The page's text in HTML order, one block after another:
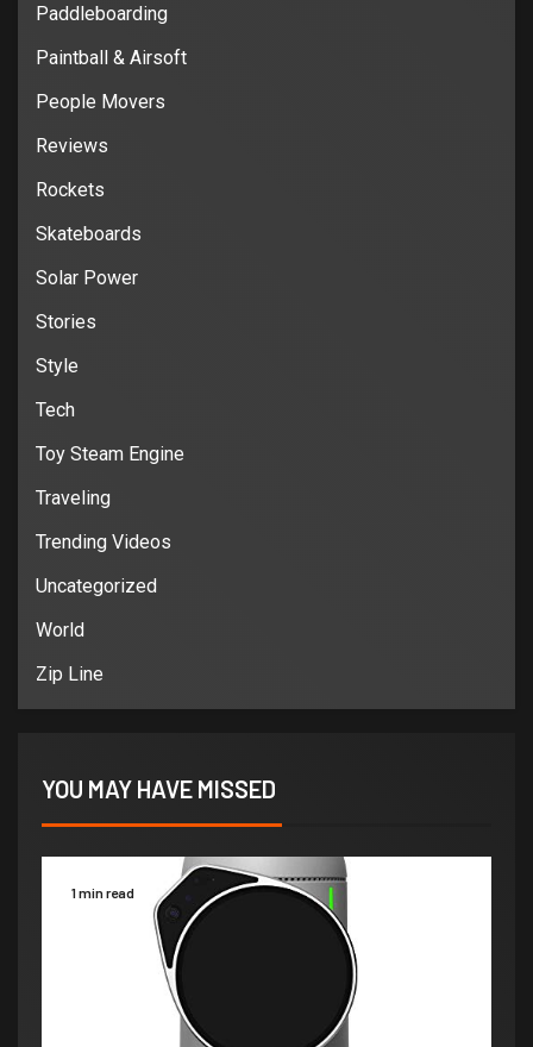
Paddleboarding
Paintball & Airsoft
People Movers
Reviews
Rockets
Skateboards
Solar Power
Stories
Style
Tech
Toy Steam Engine
Traveling
Trending Videos
Uncategorized
World
Zip Line
YOU MAY HAVE MISSED
1 min read